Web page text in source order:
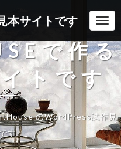
本サイトです
で作る
トです
のWordPress試作見
す